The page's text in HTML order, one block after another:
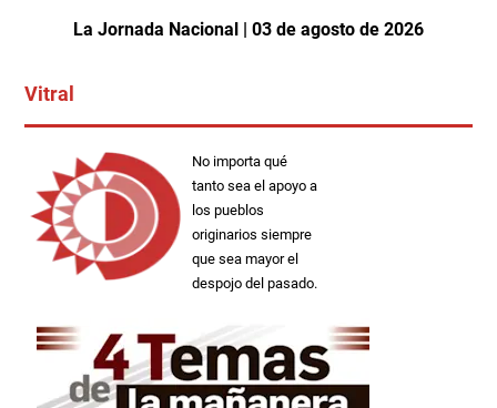
La Jornada Nacional | 03 de agosto de 2026
Vitral
No importa qué
tanto sea el apoyo a
los pueblos
originarios siempre
que sea mayor el
despojo del pasado.